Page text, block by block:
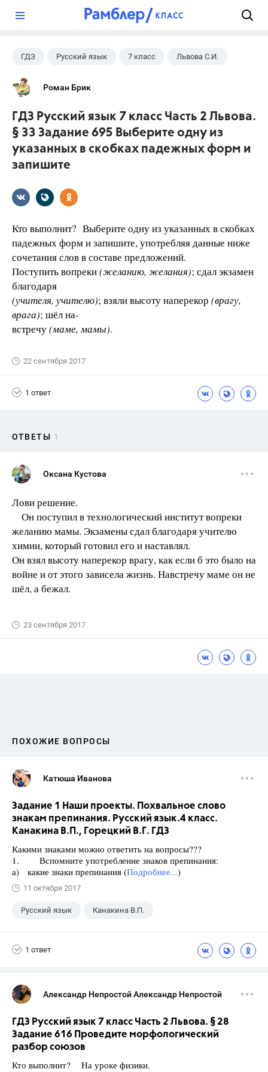
ГДЗ Русский язык 7 класс Львова С.И.
Роман Брик
ГДЗ Русский язык 7 класс Часть 2 Львова.
§ 33 Задание 695 Выберите одну из
указанных в скобках падежных форм и
запишите
Кто выполнит? Выберите одну из указанных в скобках
падежных форм и запишите, употребляя данные ниже
сочетания слов в составе предложений.
Поступить вопреки(желанию, желания); сдал экзамен
благодаря
(учителя, учителю); взяли высоту наперекор (врагу,
врага); шёл на-
встречу(маме, мамы).
22 сентября 2017
1 ответ
ОТВЕТЫ 1
Оксана Кустова
Лови решение.
Он поступил в технологический институт вопреки
желанию мамы. Экзамены сдал благодаря учителю
химии, который готовил его и наставлял.
Он взял высоту наперекор врагу, как если б это было на
войне и от этого зависела жизнь. Навстречу маме он не
шёл, а бежал.
23 сентября 2017
ПОХОЖИЕ ВОПРОСЫ
Катюша Иванова
Задание 1 Наши проекты. Похвальное слово
знакам препинания. Русский язык.4 класс.
Канакина В.П., Горецкий В.Г. ГДЗ
Какими знаками можно ответить на вопросы???
1. Вспомните употребление знаков препинания:
а) какие знаки препинания (Подробнее...)
11 октября 2017
Русский язык Канакина В.П.
1 ответ
Александр Непростой Александр Непростой
ГДЗ Русский язык 7 класс Часть 2 Львова. § 28
Задание 616 Проведите морфологический
разбор союзов
Кто выполнит? На уроке физики.